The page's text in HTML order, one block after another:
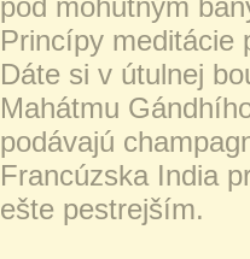
pod mohutným
Princípy meditácie
Dáte si v útulnej
Mahátmu
podávajú
Francúzska India
ešte pestrejším.